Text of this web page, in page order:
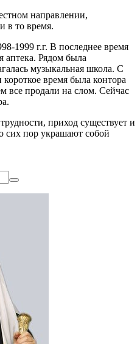
направлении,
в то время.
1999 г.г. В последнее время
аптека. Рядом была
музыкальная школа. С
время была контора
все продали на слом. Сейчас
приход существует и
сих пор украшают собой